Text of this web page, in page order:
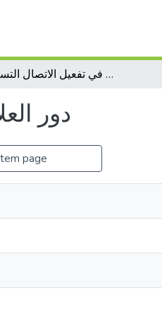
دور العلامة التجارية في تفعيل الاتصال التسويقي
دور
page